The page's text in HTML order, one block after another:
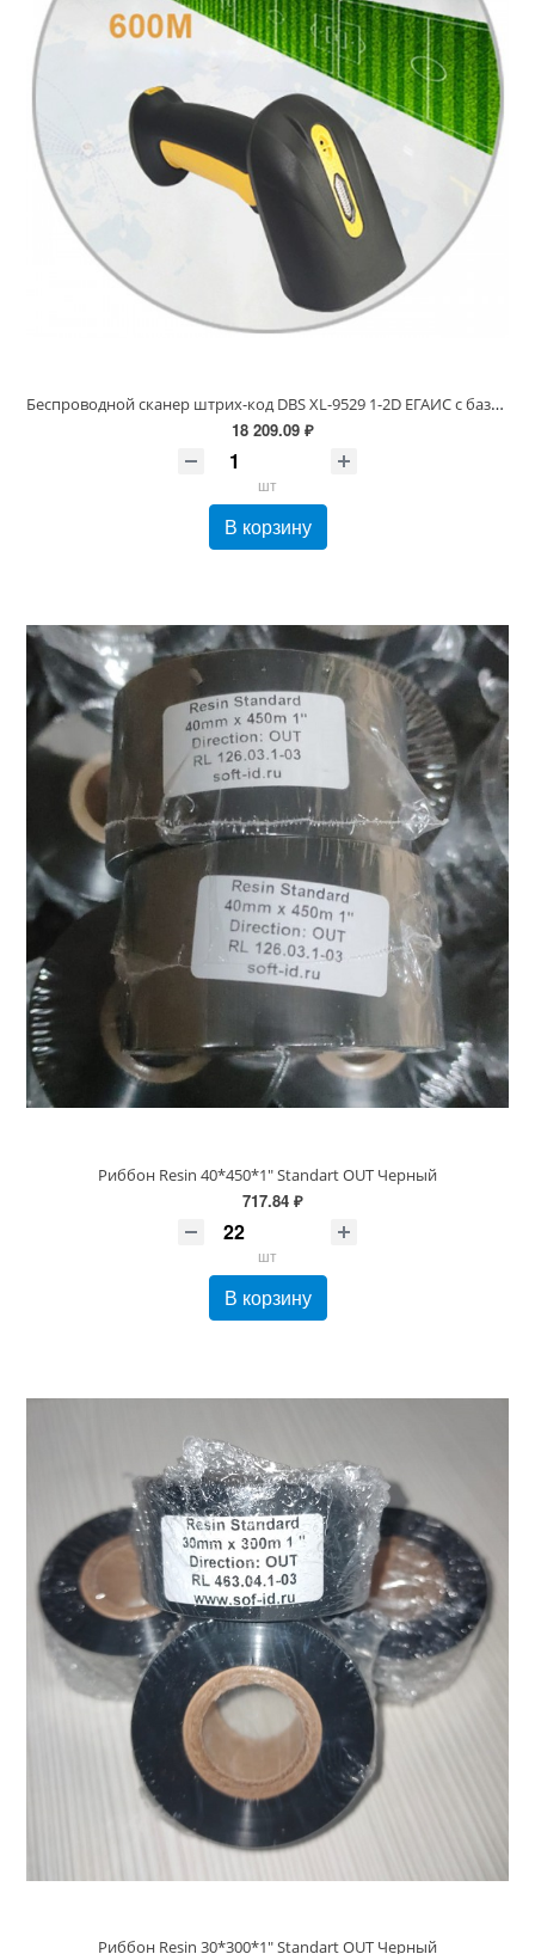
Беспроводной сканер штрих-код DBS XL-9529 1-2D ЕГАИС с базой
18 209.09 ₽
шт
В корзину
Риббон Resin 40*450*1" Standart OUT Черный
717.84 ₽
шт
В корзину
Риббон Resin 30*300*1" Standart OUT Черный